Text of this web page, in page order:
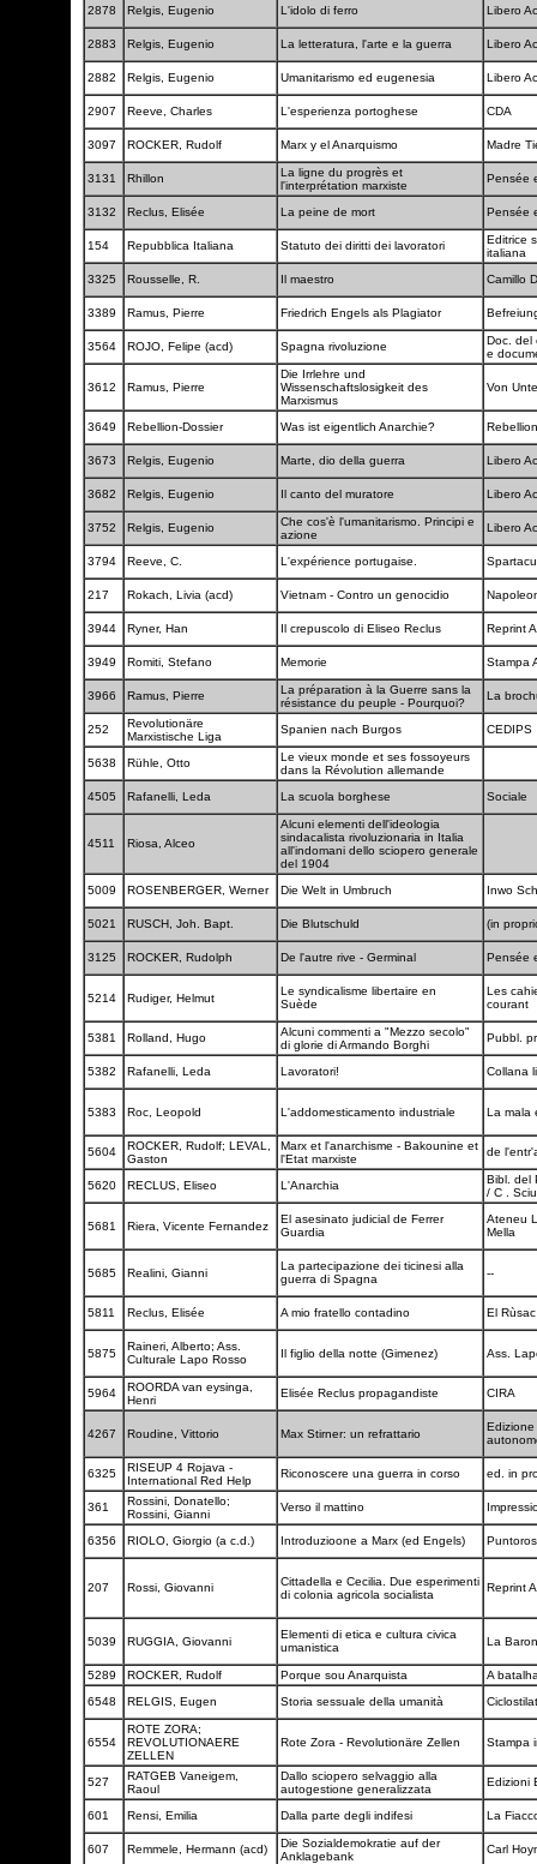
2878 Relgis, Eugenio L'idolo di ferro Libero
2883 Relgis, Eugenio La letteratura, l'arte e la guerra Libero
2882 Relgis, Eugenio Umanitarismo ed eugenesia Libero
2907 Reeve, Charles L'esperienza portoghese CDA
3097 ROCKER, Rudolf Marx y el Anarquismo Madre
3131 Rhillon
La ligne du progrès et
l'interprétation marxiste
Pensée
3132 Reclus, Elisée La peine de mort Pensée
154 Repubblica Italiana Statuto dei diritti dei lavoratori
Editrice
italiana
3325
Rousselle, R. Il maestro Camillo
3389 Ramus, Pierre Friedrich Engels als Plagiator
3564 ROJO, Felipe (acd) Spagna rivoluzione
Doc. del
e
3612 Ramus, Pierre
Die Irrlehre und
Wissenschaftslosigkeit des
Marxismus
Von
3649 Rebellion-Dossier Was ist eigentlich Anarchie?
3673 Relgis, Eugenio Marte, dio della guerra Libero
3682 Relgis, Eugenio Il canto del muratore Libero
3752 Relgis, Eugenio
Che cos'è l'umanitarismo. Principi e
azione
Libero
3794 Reeve, C. L'expérience portugaise.
217 Rokach, Livia (acd) Vietnam - Contro un genocidio
3944 Ryner, Han Il crepuscolo di Eliseo Reclus Reprint
3949 Romiti, Stefano Memorie Stampa
3966 Ramus, Pierre
La préparation à la Guerre sans la
résistance du peuple - Pourquoi?
La
252
Revolutionäre
Marxistische Liga
Spanien nach Burgos CEDIPS
5638 Rühle, Otto
Le vieux monde et ses fossoyeurs
dans la Révolution allemande
4505
Rafanelli, Leda La scuola borghese Sociale
4511 Riosa, Alceo
Alcuni elementi dell'ideologia
sindacalista rivoluzionaria in Italia
all'indomani dello sciopero generale
del 1904
5009
ROSENBERGER, Werner Die Welt in Umbruch Inwo
5021 RUSCH, Joh. Bapt. Die Blutschuld (in
3125 ROCKER, Rudolph De l'autre rive - Germinal Pensée
5214 Rudiger, Helmut
Le syndicalisme libertaire en
Suède
Les
courant
5381 Rolland, Hugo
Alcuni commenti a "Mezzo secolo"
di glorie di Armando Borghi
Pubbl.
5382 Rafanelli, Leda Lavoratori! Collana
5383 Roc, Leopold L'addomesticamento industriale La mala
5604
ROCKER, Rudolf; LEVAL,
Gaston
Marx et l'anarchisme - Bakounine et
l'Etat marxiste
de
5620 RECLUS, Eliseo L'Anarchia
Bibl. del
/ C .
5681 Riera, Vicente Fernandez
El asesinato judicial de Ferrer
Guardia
Ateneu
Mella
5685 Realini, Gianni
La partecipazione dei ticinesi alla
guerra di Spagna
--
5811 Reclus, Elisée A mio fratello contadino El
5875
Raineri, Alberto; Ass.
Culturale Lapo Rosso
Il figlio della notte (Gimenez) Ass.
5964
ROORDA van eysinga,
Henri
Elisée Reclus propagandiste CIRA
4267 Roudine, Vittorio Max Stirner: un refrattario
6325
RISEUP 4 Rojava -
International Red Help
Riconoscere una guerra in corso ed. in
361
Rossini, Donatello;
Rossini, Gianni
Verso il mattino
6356 RIOLO, Giorgio (a c.d.) Introduzioone a Marx (ed Engels)
207 Rossi, Giovanni
Cittadella e Cecilia. Due esperimenti
di colonia agricola socialista
Reprint
5039 RUGGIA, Giovanni
Elementi di etica e cultura civica
umanistica
La
5289 ROCKER, Rudolf Porque sou Anarquista
A
6548
RELGIS, Eugen Storia sessuale della umanità
6554
ROTE ZORA;
REVOLUTIONAERE
ZELLEN
Rote Zora - Revolutionäre Zellen Stampa
527
RATGEB Vaneigem,
Raoul
Dallo sciopero selvaggio alla
autogestione generalizzata
Edizioni
601 Rensi, Emilia Dalla parte degli indifesi La
607 Remmele, Hermann (acd)
Die Sozialdemokratie auf der
Anklagebank
Carl